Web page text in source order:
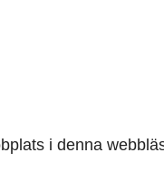
i denna